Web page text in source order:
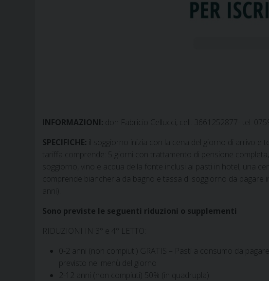
INFORMAZIONI: don Fabricio Cellucci, cell. 3661252877- tel.
SPECIFICHE: il soggiorno inizia con la cena del giorno di arrivo
tariffa comprende: 5 giorni con trattamento di pensione
soggiorno, vino e acqua della fonte inclusi ai pasti in hotel; una
comprende biancheria da bagno e tassa di soggiorno da
anni).
Sono previste le seguenti riduzioni o supplementi
RIDUZIONI IN 3° e 4° LETTO:
0-2 anni (non compiuti) GRATIS – Pasti a consumo da
previsto nel menù del giorno
2-12 anni (non compiuti) 50% (in quadrupla)